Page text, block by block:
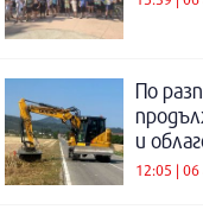
По
и
12:05 |